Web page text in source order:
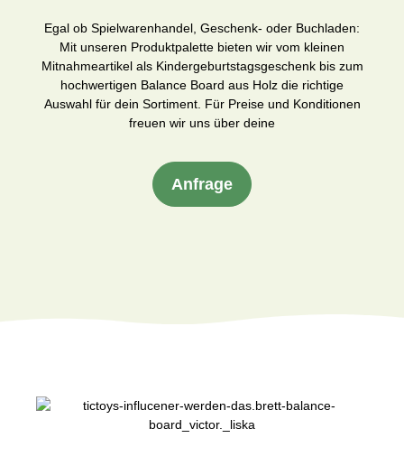
Egal ob Spielwarenhandel, Geschenk- oder Buchladen:
Mit unseren Produktpalette bieten wir vom kleinen
Mitnahmeartikel als Kindergeburtstagsgeschenk bis zum
hochwertigen Balance Board aus Holz die richtige
Auswahl für dein Sortiment. Für Preise und Konditionen
freuen wir uns über deine
Anfrage